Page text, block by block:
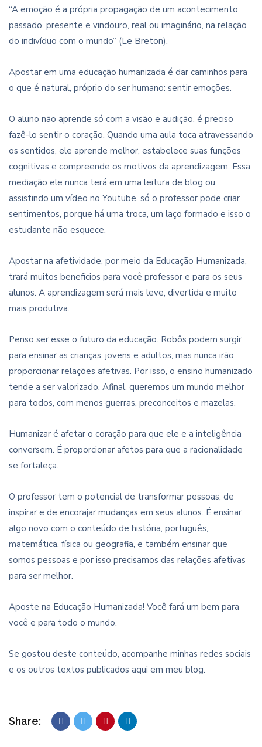
“A emoção é a própria propagação de um acontecimento
passado, presente e vindouro, real ou imaginário, na relação
do indivíduo com o mundo” (Le Breton).
Apostar em uma educação humanizada é dar caminhos para
o que é natural, próprio do ser humano: sentir emoções.
O aluno não aprende só com a visão e audição, é preciso
fazê-lo sentir o coração. Quando uma aula toca atravessando
os sentidos, ele aprende melhor, estabelece suas funções
cognitivas e compreende os motivos da aprendizagem. Essa
mediação ele nunca terá em uma leitura de blog ou
assistindo um vídeo no Youtube, só o professor pode criar
sentimentos, porque há uma troca, um laço formado e isso o
estudante não esquece.
Apostar na afetividade, por meio da Educação Humanizada,
trará muitos benefícios para você professor e para os seus
alunos. A aprendizagem será mais leve, divertida e muito
mais produtiva.
Penso ser esse o futuro da educação. Robôs podem surgir
para ensinar as crianças, jovens e adultos, mas nunca irão
proporcionar relações afetivas. Por isso, o ensino humanizado
tende a ser valorizado. Afinal, queremos um mundo melhor
para todos, com menos guerras, preconceitos e mazelas.
Humanizar é afetar o coração para que ele e a inteligência
conversem. É proporcionar afetos para que a racionalidade
se fortaleça.
O professor tem o potencial de transformar pessoas, de
inspirar e de encorajar mudanças em seus alunos. É ensinar
algo novo com o conteúdo de história, português,
matemática, física ou geografia, e também ensinar que
somos pessoas e por isso precisamos das relações afetivas
para ser melhor.
Aposte na Educação Humanizada! Você fará um bem para
você e para todo o mundo.
Se gostou deste conteúdo, acompanhe minhas redes sociais
e os outros textos publicados aqui em meu blog.
Share: